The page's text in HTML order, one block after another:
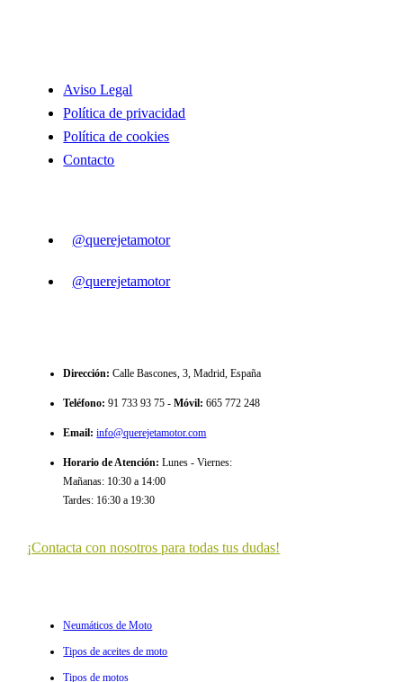
Aviso Legal
Política de privacidad
Política de cookies
Contacto
@querejetamotor
@querejetamotor
Dirección: Calle Bascones, 3, Madrid, España
Teléfono: 91 733 93 75 -Móvil: 665 772 248
Email: info@querejetamotor.com
Horario de Atención: Lunes - Viernes:
Mañanas: 10:30 a 14:00
Tardes: 16:30 a 19:30
¡Contacta con nosotros para todas tus dudas!
Neumáticos de Moto
Tipos de aceites de moto
Tipos de motos